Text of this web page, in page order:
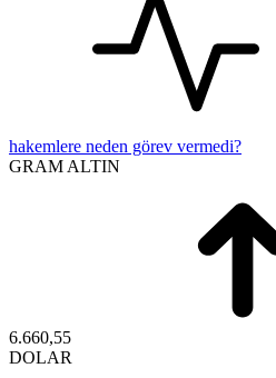
hakemlere neden görev vermedi?
GRAM ALTIN
6.660,55
DOLAR